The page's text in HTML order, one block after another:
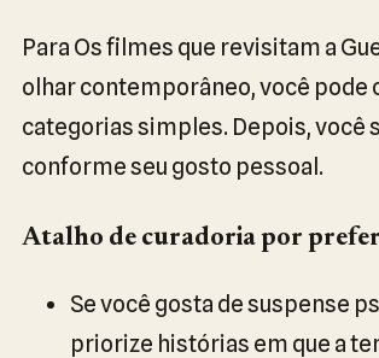
Para Os filmes que revisitam a
olhar contemporâneo, você pode
categorias simples. Depois, você
conforme seu gosto pessoal.
Atalho de curadoria por
Se você gosta de suspense
priorize histórias em que a